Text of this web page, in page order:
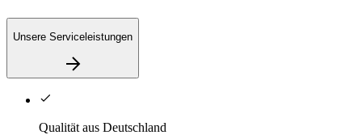
Unsere Serviceleistungen
Qualität aus Deutschland